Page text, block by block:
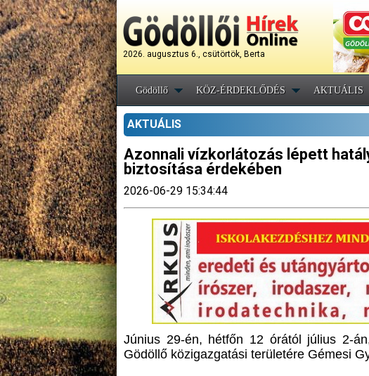
2026. augusztus 6., csütörtök, Berta
Gödöllő KÖZ-ÉRDEKLŐDÉS AKTUÁLIS
AKTUÁLIS
Azonnali vízkorlátozás lépett
biztosítása érdekében
2026-06-29 15:34:44
Június 29-én, hétfőn 12 órától július 2-
Gödöllő közigazgatási területére Gémesi